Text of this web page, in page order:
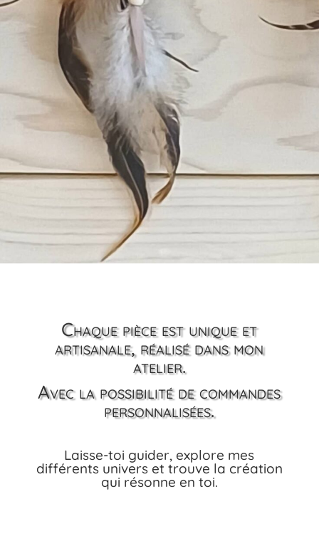
Chaque pièce est unique et
artisanale, réalisé dans mon
atelier.
Avec la possibilité de commandes
personnalisées.
Laisse-toi guider, explore mes
différents univers et trouve la création
qui résonne en toi.